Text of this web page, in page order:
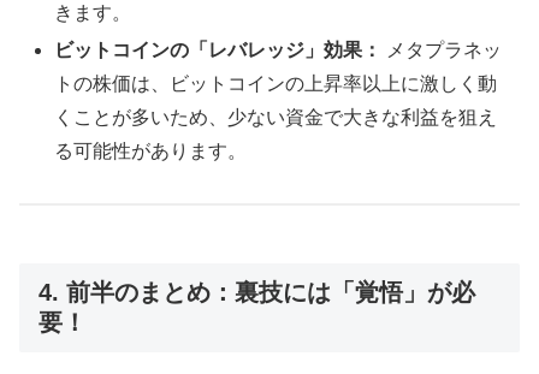
きます。
ビットコインの「レバレッジ」効果：
メタプラネッ
トの株価は、ビットコインの上昇率以上に激しく動
くことが多いため、少ない資金で大きな利益を狙え
る可能性があります。
4. 前半のまとめ：裏技には「覚悟」が必
要！